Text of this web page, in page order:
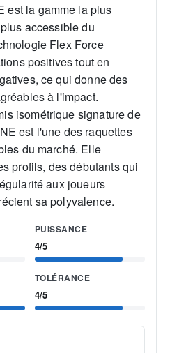
est la gamme la plus
accessible du
Flex Force
positives tout en
ce qui donne des
à l'impact.
isométrique signature de
est l'une des raquettes
du marché. Elle
profils, des débutants qui
aux joueurs
sa polyvalence.
PUISSANCE
4/5
TOLÉRANCE
4/5